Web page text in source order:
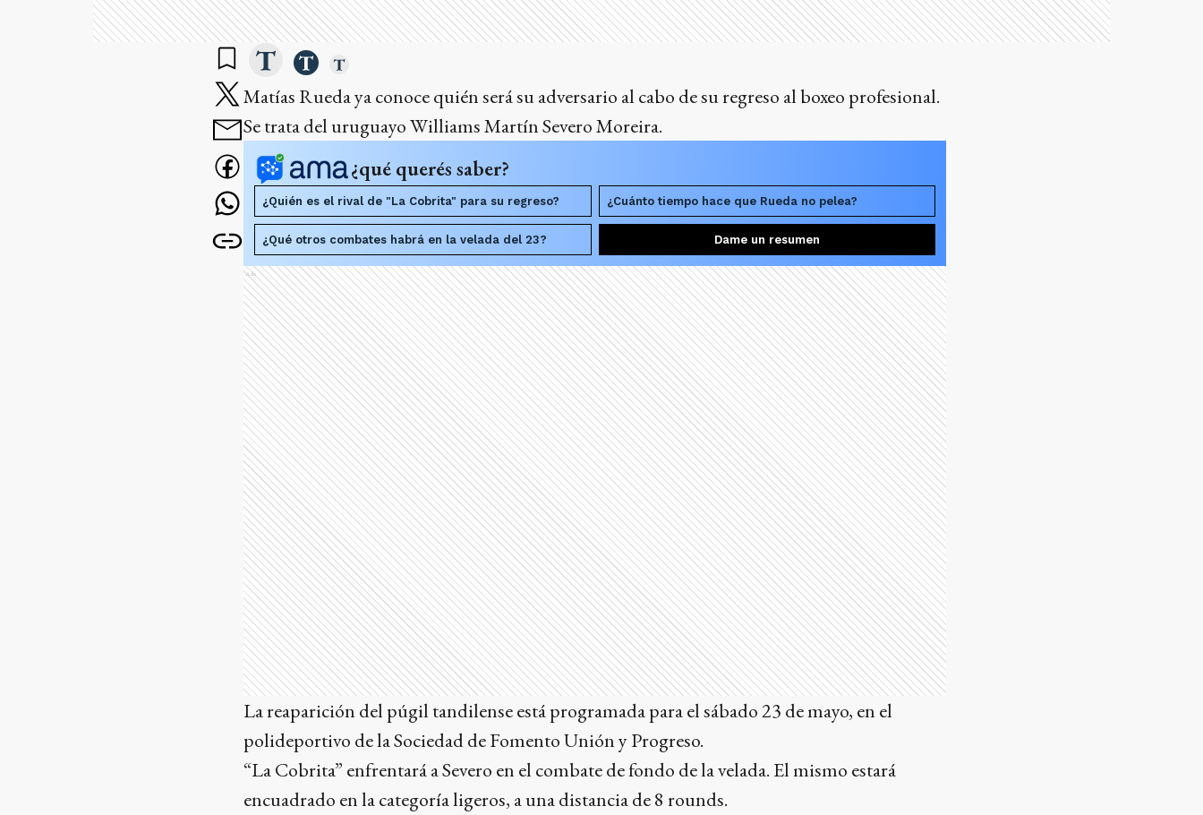
Matías Rueda ya conoce quién será su adversario al cabo de su regreso al boxeo profesional.
Se trata del uruguayo Williams Martín Severo Moreira.
¿qué querés saber?
¿Quién es el rival de "La Cobrita" para su regreso? ¿Cuánto tiempo hace que Rueda no pelea?
¿Qué otros combates habrá en la velada del 23? Dame un resumen
Ads
La reaparición del púgil tandilense está programada para el sábado 23 de mayo, en el
polideportivo de la Sociedad de Fomento Unión y Progreso.
“La Cobrita” enfrentará a Severo en el combate de fondo de la velada. El mismo estará
encuadrado en la categoría ligeros, a una distancia de 8 rounds.